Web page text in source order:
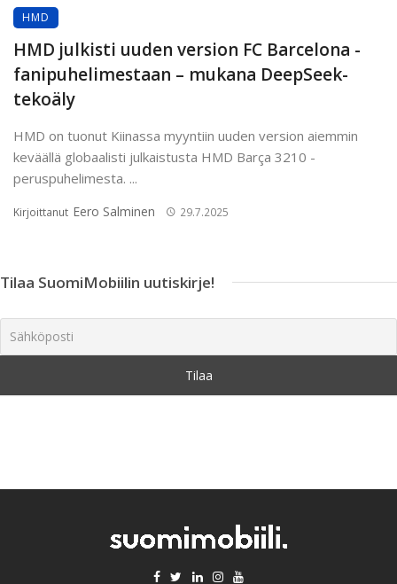
HMD
HMD julkisti uuden version FC Barcelona -
fanipuhelimestaan – mukana DeepSeek-
tekoäly
HMD on tuonut Kiinassa myyntiin uuden version aiemmin
keväällä globaalisti julkaistusta HMD Barça 3210 -
peruspuhelimesta. ...
Kirjoittanut Eero Salminen 29.7.2025
Tilaa SuomiMobiilin uutiskirje!